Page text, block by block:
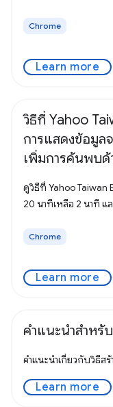
Chrome
Learn more
วิธีที่ Yahoo
การแสดงข้อมูล
เพิ่มการค้นพบ
ดูวิธีที่ Yahoo Taiwan
20 นาทีเหลือ 2 นาที
Chrome
Learn more
คำแนะนำสำหรั
คำแนะนำเกี่ยวกับวิธีส
Learn more